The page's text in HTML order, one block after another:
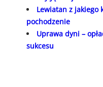
Lewiatan z jakiego
pochodzenie
Uprawa dyni –
sukcesu